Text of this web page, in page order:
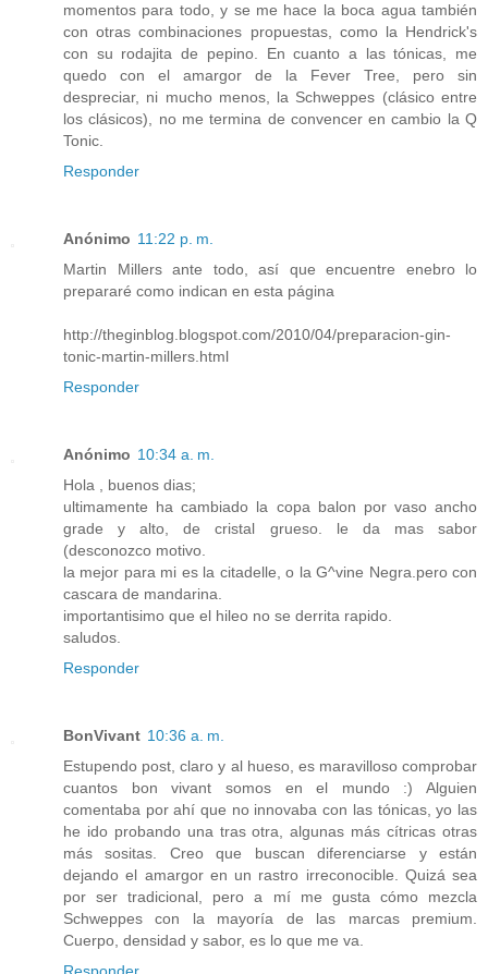
momentos para todo, y se me hace la boca agua también
con otras combinaciones propuestas, como la Hendrick's
con su rodajita de pepino. En cuanto a las tónicas, me
quedo con el amargor de la Fever Tree, pero sin
despreciar, ni mucho menos, la Schweppes (clásico entre
los clásicos), no me termina de convencer en cambio la Q
Tonic.
Responder
Anónimo 11:22 p. m.
Martin Millers ante todo, así que encuentre enebro lo
prepararé como indican en esta página
http://theginblog.blogspot.com/2010/04/preparacion-gin-
tonic-martin-millers.html
Responder
Anónimo 10:34 a. m.
Hola , buenos dias;
ultimamente ha cambiado la copa balon por vaso ancho
grade y alto, de cristal grueso. le da mas sabor
(desconozco motivo.
la mejor para mi es la citadelle, o la G^vine Negra.pero con
cascara de mandarina.
importantisimo que el hileo no se derrita rapido.
saludos.
Responder
BonVivant 10:36 a. m.
Estupendo post, claro y al hueso, es maravilloso comprobar
cuantos bon vivant somos en el mundo :) Alguien
comentaba por ahí que no innovaba con las tónicas, yo las
he ido probando una tras otra, algunas más cítricas otras
más sositas. Creo que buscan diferenciarse y están
dejando el amargor en un rastro irreconocible. Quizá sea
por ser tradicional, pero a mí me gusta cómo mezcla
Schweppes con la mayoría de las marcas premium.
Cuerpo, densidad y sabor, es lo que me va.